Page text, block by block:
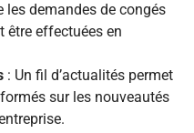
demandes de congés
être effectuées en
: Un fil d’actualités permet
sur les nouveautés